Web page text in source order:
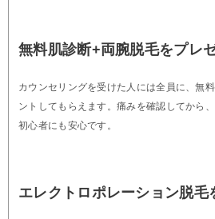
無料肌診断+両腕脱毛をプレ
カウンセリングを受けた人には全員に、無
ントしてもらえます。痛みを確認してから
初心者にも安心です。
エレクトロポレーション脱毛